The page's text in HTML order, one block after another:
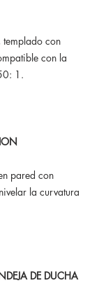
con
con la
1.
pared con
la curvatura
DE DUCHA